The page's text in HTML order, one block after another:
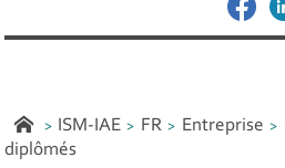
ISM-IAE FR Entreprise
diplômés